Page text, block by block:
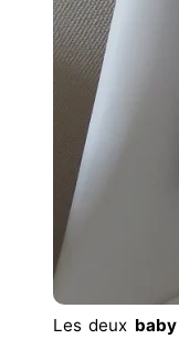
Les deux